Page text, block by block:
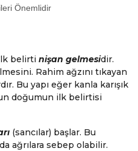
Önemlidir
belirti nişan gelmesidir.
Rahim ağzını tıkayan
Bu yapı eğer kanla karışık
doğumun ilk belirtisi
(sancılar) başlar. Bu
ağrılara sebep olabilir.